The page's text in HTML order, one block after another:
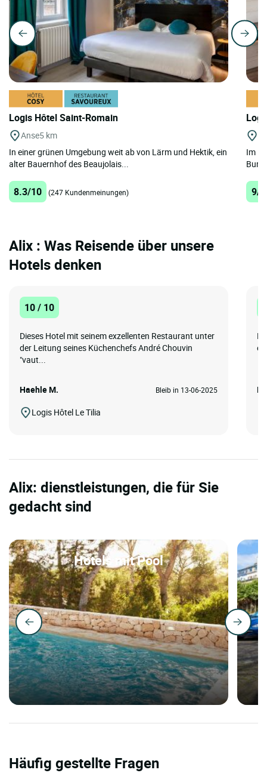
Logis Hôtel Saint-Romain
Anse5 km
In einer grünen Umgebung weit ab von Lärm und Hektik, ein
alter Bauernhof des Beaujolais...
8.3/10 (247 Kundenmeinungen)
Im
9/
Alix : Was Reisende über unsere
Hotels denken
10 / 10
Dieses Hotel mit seinem exzellenten Restaurant unter
der Leitung seines Küchenchefs André Chouvin
"vaut...
Haehle M. Bleib in 13-06-2025
Logis Hôtel Le Tilia
Alix: dienstleistungen, die für Sie
gedacht sind
Hotels mit Pool
Häufig gestellte Fragen